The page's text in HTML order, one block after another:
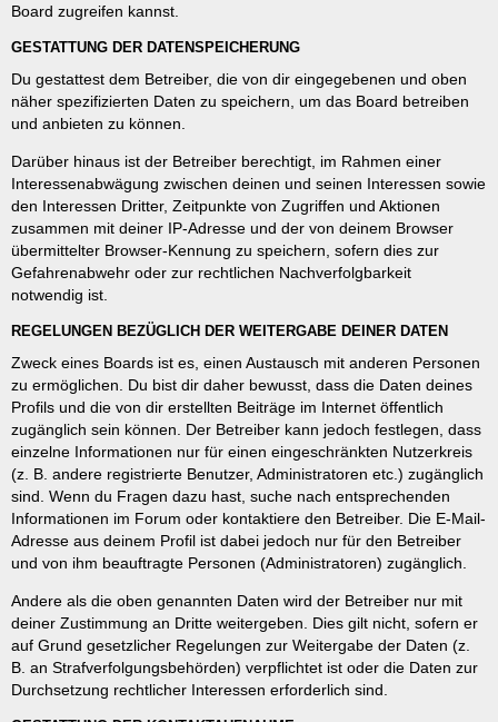
Board zugreifen kannst.
GESTATTUNG DER DATENSPEICHERUNG
Du gestattest dem Betreiber, die von dir eingegebenen und oben
näher spezifizierten Daten zu speichern, um das Board betreiben
und anbieten zu können.
Darüber hinaus ist der Betreiber berechtigt, im Rahmen einer
Interessenabwägung zwischen deinen und seinen Interessen sowie
den Interessen Dritter, Zeitpunkte von Zugriffen und Aktionen
zusammen mit deiner IP-Adresse und der von deinem Browser
übermittelter Browser-Kennung zu speichern, sofern dies zur
Gefahrenabwehr oder zur rechtlichen Nachverfolgbarkeit
notwendig ist.
REGELUNGEN BEZÜGLICH DER WEITERGABE DEINER DATEN
Zweck eines Boards ist es, einen Austausch mit anderen Personen
zu ermöglichen. Du bist dir daher bewusst, dass die Daten deines
Profils und die von dir erstellten Beiträge im Internet öffentlich
zugänglich sein können. Der Betreiber kann jedoch festlegen, dass
einzelne Informationen nur für einen eingeschränkten Nutzerkreis
(z. B. andere registrierte Benutzer, Administratoren etc.) zugänglich
sind. Wenn du Fragen dazu hast, suche nach entsprechenden
Informationen im Forum oder kontaktiere den Betreiber. Die E-Mail-
Adresse aus deinem Profil ist dabei jedoch nur für den Betreiber
und von ihm beauftragte Personen (Administratoren) zugänglich.
Andere als die oben genannten Daten wird der Betreiber nur mit
deiner Zustimmung an Dritte weitergeben. Dies gilt nicht, sofern er
auf Grund gesetzlicher Regelungen zur Weitergabe der Daten (z.
B. an Strafverfolgungsbehörden) verpflichtet ist oder die Daten zur
Durchsetzung rechtlicher Interessen erforderlich sind.